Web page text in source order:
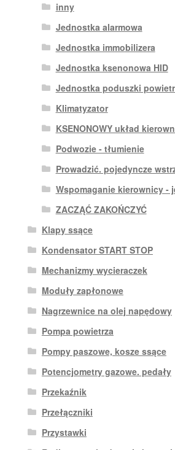
inny
Jednostka alarmowa
Jednostka immobilizera
Jednostka ksenonowa HID
Jednostka poduszki
Klimatyzator
KSENONOWY układ
Podwozie - tłumienie
Prowadzić. pojedyncze
Wspomaganie kierownicy -
ZACZĄĆ ZAKOŃCZYĆ
Klapy ssące
Kondensator START STOP
Mechanizmy wycieraczek
Moduły zapłonowe
Nagrzewnice na olej napędowy
Pompa powietrza
Pompy paszowe, kosze ssące
Potencjometry gazowe. pedały
Przekaźnik
Przełączniki
Przystawki